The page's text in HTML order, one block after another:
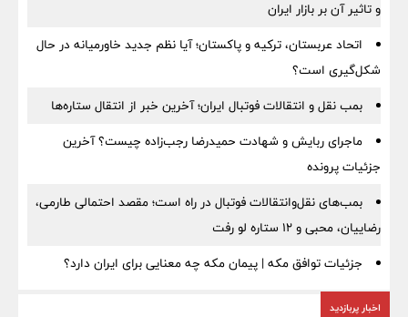
و تاثیر آن بر بازار ایران
اتحاد عربستان، ترکیه و پاکستان؛ آیا نظم جدید خاورمیانه در حال
شکل‌گیری است؟
بمب نقل‌ و انتقالات فوتبال ایران؛ آخرین خبر از انتقال ستاره‌ها
ماجرای ربایش و شهادت حمیدرضا رجب‌زاده چیست؟ آخرین
جزئیات پرونده
بمب‌های نقل‌وانتقالات فوتبال در راه است؛ مقصد احتمالی طارمی،
رضاییان، محبی و ۱۲ ستاره لو رفت
جزئیات توافق مکه | پیمان مکه چه معنایی برای ایران دارد؟
اخبار پربازدید